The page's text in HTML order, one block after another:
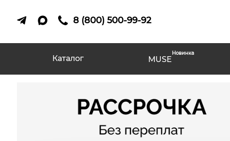
8 (800) 500-99-92
Каталог MUSE
Новинка